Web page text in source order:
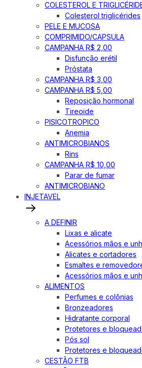
COLESTEROL E
Colesterol triglicérides
PELE E MUCOSA
COMPRIMIDO/CAPSULA
CAMPANHA R$ 2,00
Disfunção erétil
Próstata
CAMPANHA R$ 3,00
CAMPANHA R$ 5,00
Reposição hormonal
Tireoide
PISICOTROPICO
Anemia
ANTIMICROBIANOS
Rins
CAMPANHA R$ 10,00
Parar de fumar
ANTIMICROBIANO
INJETAVEL
A DEFINIR
Lixas e alicate
Acessórios mãos e
Alicates e cortadores
Esmaltes e
Acessórios mãos e
ALIMENTOS
Perfumes e colônias
Bronzeadores
Hidratante corporal
Protetores e
Pós sol
Protetores e
CESTÃO FTB